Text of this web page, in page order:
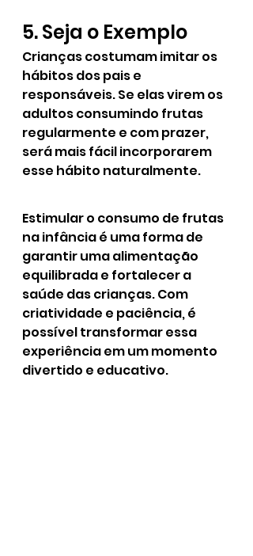
5. Seja o Exemplo
Crianças costumam imitar os
hábitos dos pais e
responsáveis. Se elas virem os
adultos consumindo frutas
regularmente e com prazer,
será mais fácil incorporarem
esse hábito naturalmente.
Estimular o consumo de frutas
na infância é uma forma de
garantir uma alimentação
equilibrada e fortalecer a
saúde das crianças. Com
criatividade e paciência, é
possível transformar essa
experiência em um momento
divertido e educativo.